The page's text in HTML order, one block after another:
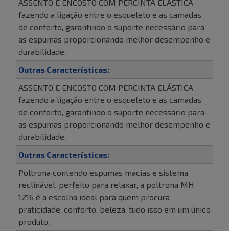
ASSENTO E ENCOSTO COM PERCINTA ELÁSTICA
fazendo a ligação entre o esqueleto e as camadas
de conforto, garantindo o suporte necessário para
as espumas proporcionando melhor desempenho e
durabilidade.
Outras Características:
ASSENTO E ENCOSTO COM PERCINTA ELÁSTICA
fazendo a ligação entre o esqueleto e as camadas
de conforto, garantindo o suporte necessário para
as espumas proporcionando melhor desempenho e
durabilidade.
Outras Características:
Poltrona contendo espumas macias e sistema
reclinável, perfeito para relaxar, a poltrona MH
1216 é a escolha ideal para quem procura
praticidade, conforto, beleza, tudo isso em um único
produto.